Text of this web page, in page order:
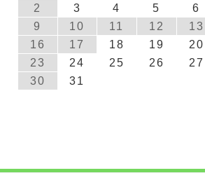
2
3 4 5 6
9
10 11 12 13
16
17 18 19 20
23
24 25 26 27
30
31